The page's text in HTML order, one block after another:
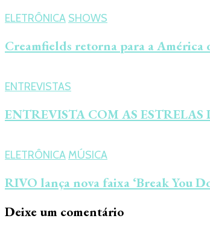
ELETRÔNICA SHOWS
Creamfields retorna para a
ENTREVISTAS
ENTREVISTA COM AS
ELETRÔNICA MÚSICA
RIVO lança nova faixa ‘Break You
Deixe um comentário